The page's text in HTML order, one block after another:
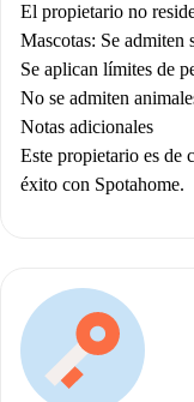
El propietario no
Mascotas: Se admiten
Se aplican límites de
No se admiten
Notas adicionales
Este propietario es de
éxito con Spotahome.